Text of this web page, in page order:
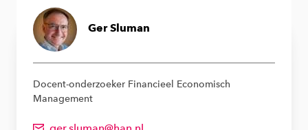
Ger Sluman
Docent-onderzoeker Financieel Economisch
Management